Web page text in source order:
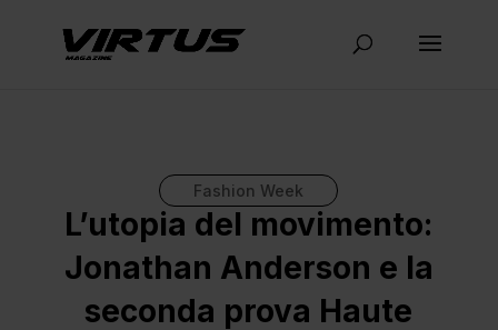
Fashion Week
L’utopia del movimento:
Jonathan Anderson e la
seconda prova Haute